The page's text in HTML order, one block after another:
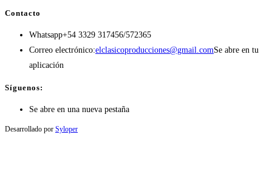
Contacto
Whatsapp+54 3329 317456/572365
Correo electrónico:elclasicoproducciones@gmail.comSe abre en tu
aplicación
Síguenos:
Se abre en una nueva pestaña
Desarrollado por Syloper